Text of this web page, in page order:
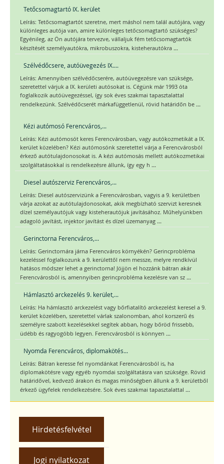
Tetőcsomagtartó IX. kerület
Leírás: Tetőcsomagtartót szeretne, mert máshol nem talál autójára, vagy
különleges autója van, amire különleges tetőcsomagtartó szükséges?
Egyénileg, az Ön autójára tervezve, vállaljuk fém tetőcsomagtartók
készítését személyautókra, mikrobuszokra, kisteherautókra ...
Szélvédőcsere, autóüvegezés IX....
Leírás: Amennyiben szélvédőcserére, autóüvegezésre van szüksége,
szeretettel várjuk a IX. kerületi autósokat is. Cégünk már 1993 óta
foglalkozik autóüvegezéssel, így sok éves szakmai tapasztalattal
rendelkezünk. Szélvédőcserét márkafüggetlenül, rövid határidőn be ...
Kézi autómosó Ferencváros,...
Leírás: Kézi autómosót keres Ferencvárosban, vagy autókozmetikát a IX.
kerület közelében? Kézi autómosónk szeretettel várja a Ferencvárosból
érkező autótulajdonosokat is. A kézi autómosás mellett autókozmetikai
szolgáltatásokkal is rendelkezésre állunk, így egy h ...
Diesel autószerviz Ferencváros,...
Leírás: Diesel autószervizünk a Ferencvárosban, vagyis a 9. kerületben
várja azokat az autótulajdonosokat, akik megbízható szervizt keresnek
dízel személyautójuk vagy kisteherautójuk javításához. Műhelyünkben
adagoló javítást, injektor javítást és dízel üzemanyag ...
Gerinctorna Ferencváros,...
Leírás: Gerinctornára járna Ferencváros környékén? Gerincprobléma
kezeléssel foglalkozunk a 9. kerülettől nem messze, melyre rendkívül
hatásos módszer lehet a gerinctorna! Jöjjön el hozzánk bátran akár
Ferencvárosból is, amennyiben gerincprobléma kezelésre van sz ...
Hámlasztó arckezelés 9. kerület,...
Leírás: Ha hámlasztó arckezelést vagy bőrfiatalító arckezelést keresel a 9.
kerület közelében, szeretettel várlak szalonomban, ahol korszerű és
személyre szabott kezelésekkel segítek abban, hogy bőröd frissebb,
üdébb és ragyogóbb legyen. Ferencvárosból is könnyen ...
Nyomda Ferencváros, diplomakötés...
Leírás: Bátran keresse fel nyomdánkat Ferencvárosból is, ha
diplomakötésre vagy egyéb nyomdai szolgáltatásra van szüksége. Rövid
határidővel, kedvező árakon és magas minőségben állunk a 9. kerületből
érkező ügyfelek rendelkezésére. Sok éves szakmai tapasztalattal ...
Hirdetésfelvétel
Jogi nyilatkozat